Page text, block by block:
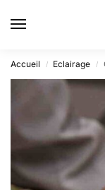
Accueil / Eclairage /